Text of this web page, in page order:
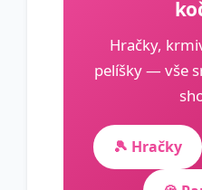
Hračky,
pelíšky — vše
🎾 Hračky